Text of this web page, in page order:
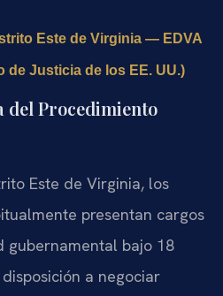
Este de Virginia — EDVA
de Justicia de los EE. UU.)
del Procedimiento
Este de Virginia, los
presentan cargos
gubernamental bajo 18
a negociar